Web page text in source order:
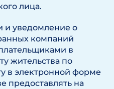
лица.
и уведомление о
компаний
в
жительства по
в электронной форме
предоставлять на